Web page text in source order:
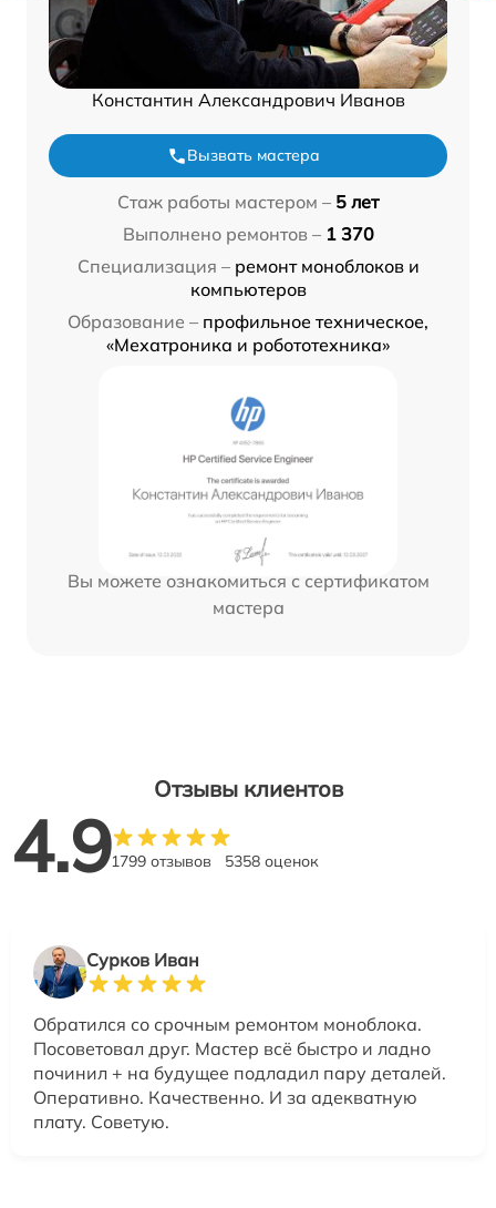
Константин Александрович Иванов
Вызвать мастера
Стаж работы мастером – 5 лет
Выполнено ремонтов – 1 370
Специализация – ремонт моноблоков и
компьютеров
Образование – профильное техническое,
«Мехатроника и робототехника»
Вы можете ознакомиться с сертификатом
мастера
Отзывы клиентов
4.91799 отзывов 5358 оценок
Сурков Иван
Обратился со срочным ремонтом моноблока.
Посоветовал друг. Мастер всё быстро и ладно
починил + на будущее подладил пару деталей.
Оперативно. Качественно. И за адекватную
плату. Советую.